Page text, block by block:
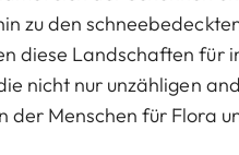
zu den
diese Landschaften für
nicht nur unzähligen
der Menschen für Flora